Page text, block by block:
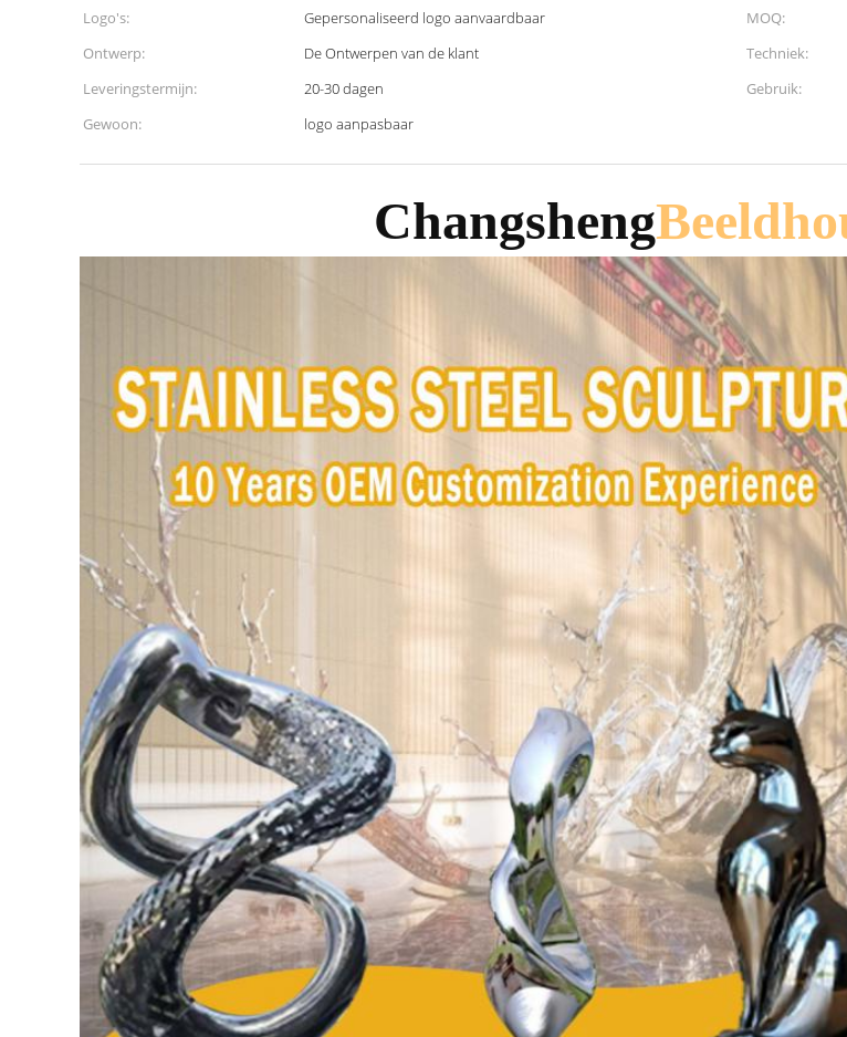
Logo's:
Gepersonaliseerd logo aanvaardbaar MOQ:
Ontwerp:
De Ontwerpen van de klant Techniek:
Leveringstermijn:
20-30 dagen Gebruik:
Gewoon:
logo aanpasbaar
Changsheng